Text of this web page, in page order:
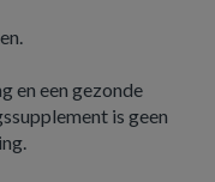
en een gezonde
is geen